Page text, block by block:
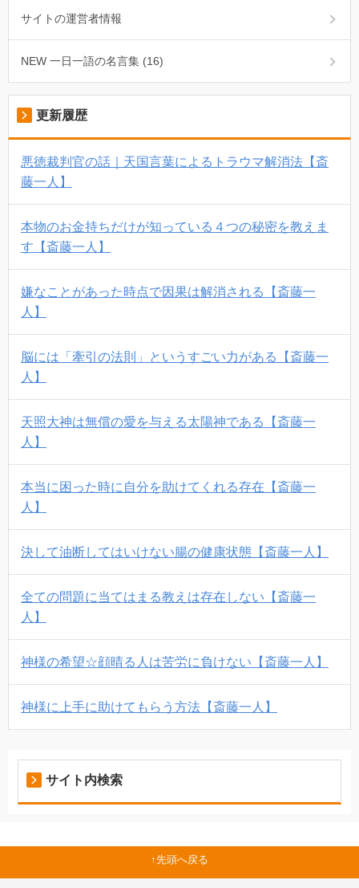
サイトの運営者情報
NEW 一日一語の名言集 (16)
更新履歴
悪徳裁判官の話｜天国言葉によるトラウマ解消法【斎
藤一人】
本物のお金持ちだけが知っている４つの秘密を教えま
す【斎藤一人】
嫌なことがあった時点で因果は解消される【斎藤一
人】
脳には「牽引の法則」というすごい力がある【斎藤一
人】
天照大神は無償の愛を与える太陽神である【斎藤一
人】
本当に困った時に自分を助けてくれる存在【斎藤一
人】
決して油断してはいけない腸の健康状態【斎藤一人】
全ての問題に当てはまる教えは存在しない【斎藤一
人】
神様の希望☆顔晴る人は苦労に負けない【斎藤一人】
神様に上手に助けてもらう方法【斎藤一人】
サイト内検索
先頭へ戻る